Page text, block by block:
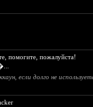
помогите, пожалуйста!
если долго не